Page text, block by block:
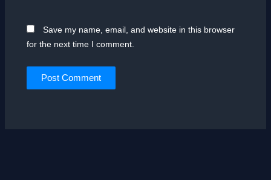
Save my name, email, and website in this browser
for the next time I comment.